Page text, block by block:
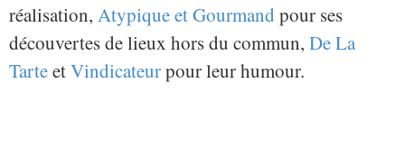
réalisation, Atypique et Gourmand pour ses
découvertes de lieux hors du commun, De La
TarteetVindicateurpour leur humour.